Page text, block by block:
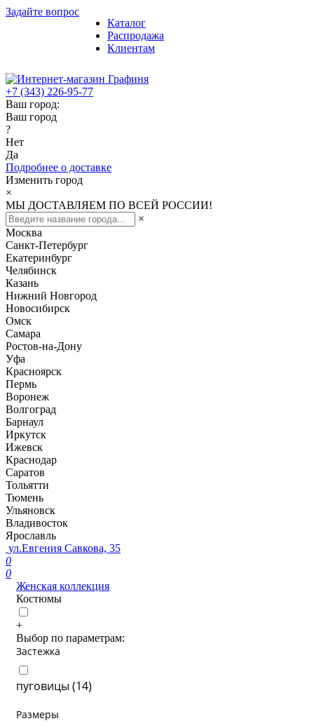
Задайте вопрос
Каталог
Распродажа
Клиентам
+7 (343) 226-95-77
Ваш город:
Ваш город
?
Нет
Да
Подробнее о доставке
Изменить город
×
МЫ ДОСТАВЛЯЕМ ПО ВСЕЙ РОССИИ!
×
Москва
Санкт-Петербург
Екатеринбург
Челябинск
Казань
Нижний Новгород
Новосибирск
Омск
Самара
Ростов-на-Дону
Уфа
Красноярск
Пермь
Воронеж
Волгоград
Барнаул
Иркутск
Ижевск
Краснодар
Саратов
Тольятти
Тюмень
Ульяновск
Владивосток
Ярославль
ул.Евгения Савкова, 35
0
0
Женская коллекция
Костюмы
+
Выбор по параметрам:
Застежка
пуговицы (14)
Размеры